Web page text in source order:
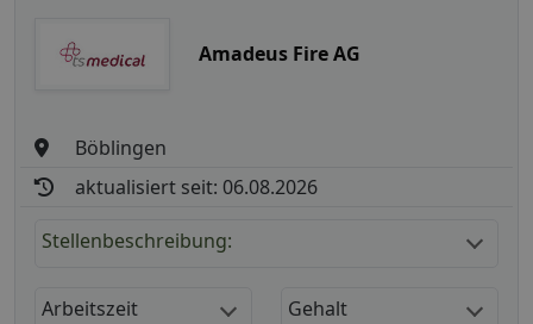
Amadeus Fire AG
Böblingen
aktualisiert seit: 06.08.2026
Stellenbeschreibung:
Arbeitszeit Gehalt